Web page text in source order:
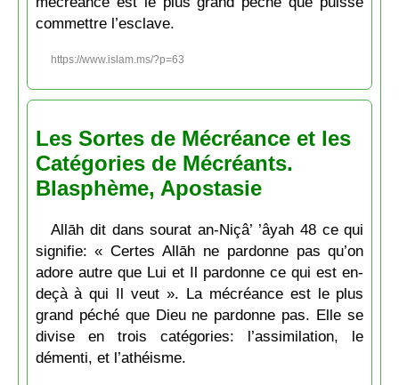
commettre l’esclave.
https://www.islam.ms/?p=63
Les Sortes de Mécréance et les
Catégories de Mécréants.
Blasphème, Apostasie
Allāh dit dans sourat an-Niçâ’ ’âyah 48 ce qui
signifie: « Certes Allāh ne pardonne pas qu’on
adore autre que Lui et Il pardonne ce qui est en-
deçà à qui Il veut ». La mécréance est le plus
grand péché que Dieu ne pardonne pas. Elle se
divise en trois catégories: l’assimilation, le
démenti, et l’athéisme.